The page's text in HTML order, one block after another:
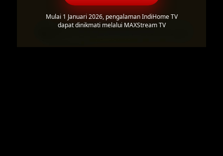
Mulai 1 Januari 2026, pengalaman IndiHome TV
dapat dinikmati melalui MAXStream TV